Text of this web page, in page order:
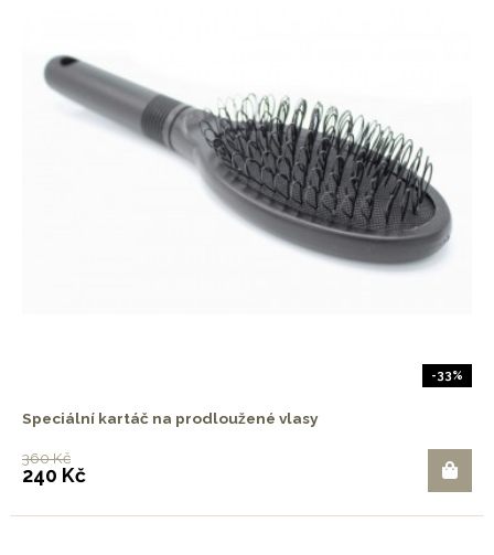
-33%
Speciální kartáč na prodloužené vlasy
360 Kč
240 Kč